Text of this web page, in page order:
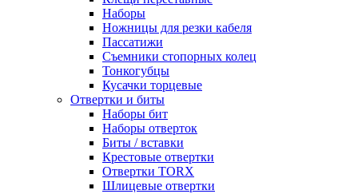
Наборы
Ножницы для резки кабеля
Пассатижи
Съемники стопорных колец
Тонкогубцы
Кусачки торцевые
Отвертки и биты
Наборы бит
Наборы отверток
Биты / вставки
Крестовые отвертки
Отвертки TORX
Шлицевые отвертки